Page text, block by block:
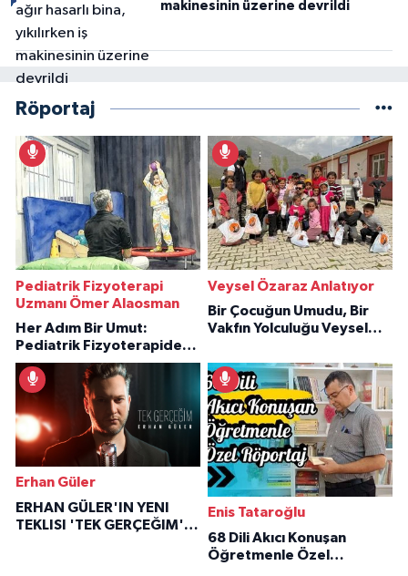
makinesinin üzerine devrildi
Röportaj
Pediatrik Fizyoterapi
Uzmanı Ömer Alaosman
Her Adım Bir Umut:
Pediatrik Fizyoterapiden
İlham Veren Hikâyeler
Veysel Özaraz Anlatıyor
Bir Çocuğun Umudu, Bir
Vakfın Yolculuğu Veysel
Erhan Güler
ERHAN GÜLER'IN YENI
TEKLISI 'TEK GERÇEĞIM'LE
Enis Tataroğlu
68 Dili Akıcı Konuşan
Öğretmenle Özel